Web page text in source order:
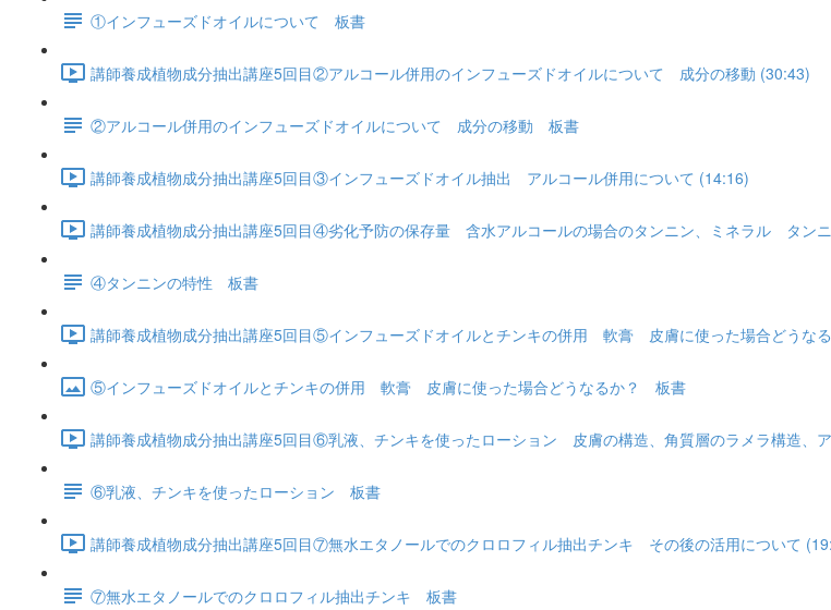
①インフューズドオイルについて 板書
講師養成植物成分抽出講座5回目②アルコール併用のインフューズドオイルについて 成分の移動 (30:43)
②アルコール併用のインフューズドオイルについて 成分の移動 板書
講師養成植物成分抽出講座5回目③インフューズドオイル抽出 アルコール併用について (14:16)
講師養成植物成分抽出講座5回目④劣化予防の保存量 含水アルコールの場合のタンニン、ミネラル タン
④タンニンの特性 板書
講師養成植物成分抽出講座5回目⑤インフューズドオイルとチンキの併用 軟膏 皮膚に使った場合どう
⑤インフューズドオイルとチンキの併用 軟膏 皮膚に使った場合どうなるか？ 板書
講師養成植物成分抽出講座5回目⑥乳液、チンキを使ったローション 皮膚の構造、角質層のラメラ構造、
⑥乳液、チンキを使ったローション 板書
講師養成植物成分抽出講座5回目⑦無水エタノールでのクロロフィル抽出チンキ その後の活用について
⑦無水エタノールでのクロロフィル抽出チンキ 板書